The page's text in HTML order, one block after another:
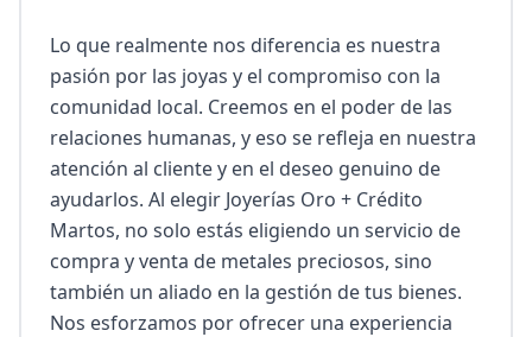
Lo que realmente nos diferencia es nuestra
pasión por las joyas y el compromiso con la
comunidad local. Creemos en el poder de las
relaciones humanas, y eso se refleja en nuestra
atención al cliente y en el deseo genuino de
ayudarlos. Al elegir Joyerías Oro + Crédito
Martos, no solo estás eligiendo un servicio de
compra y venta de metales preciosos, sino
también un aliado en la gestión de tus bienes.
Nos esforzamos por ofrecer una experiencia